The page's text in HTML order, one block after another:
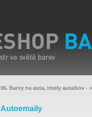
06. Barvy na auta, tmely auta/kov -
Autoemaily